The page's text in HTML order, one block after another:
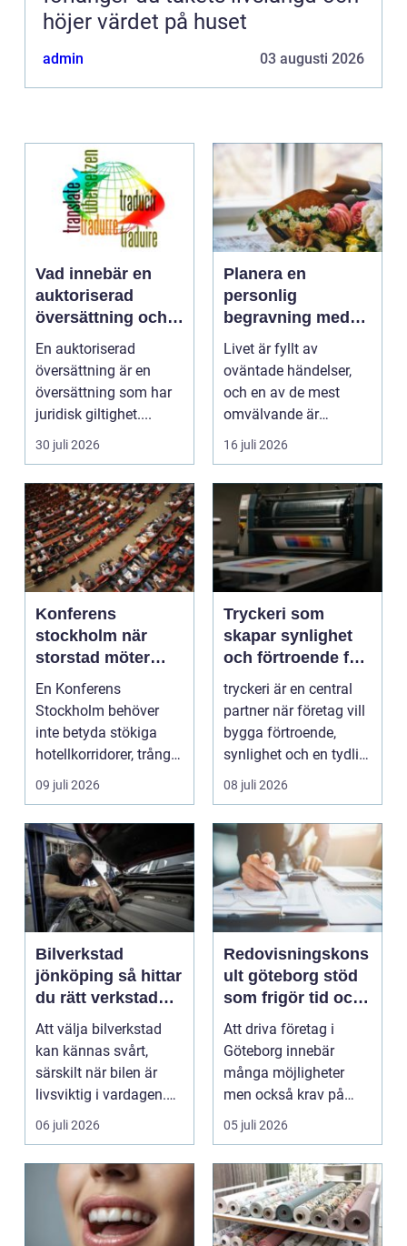
höjer värdet på huset
admin 03 augusti 2026
Vad innebär en
auktoriserad
översättning och
när behövs den?
En auktoriserad
översättning är en
översättning som har
juridisk giltighet....
30 juli 2026
Planera en
personlig
begravning med
hjälp av en
begravningsbyrå
Livet är fyllt av
oväntade händelser,
och en av de mest
omvälvande är
n&aum...
16 juli 2026
Konferens
stockholm när
storstad möter
rofylld landsbygd
En Konferens
Stockholm behöver
inte betyda stökiga
hotellkorridorer, trånga
mötesrum och brus
från c...
09 juli 2026
Tryckeri som
skapar synlighet
och förtroende för
ditt företag
tryckeri är en central
partner när företag vill
bygga förtroende,
synlighet och en tydlig
profil i a...
08 juli 2026
Bilverkstad
jönköping så hittar
du rätt verkstad
för din bil
Att välja bilverkstad
kan kännas svårt,
särskilt när bilen är
livsviktig i vardagen.
För många biläg...
06 juli 2026
Redovisningskons
ult göteborg stöd
som frigör tid och
skapar kontroll
Att driva företag i
Göteborg innebär
många möjligheter
men också krav på
ordning i ekonomin.
För må...
05 juli 2026